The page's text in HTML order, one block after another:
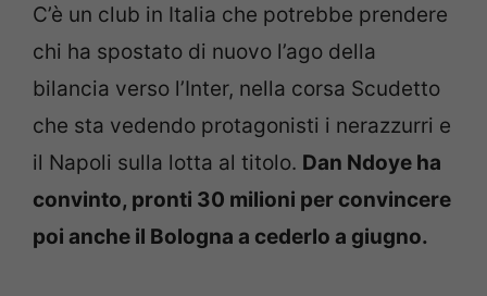
C’è un club in Italia che potrebbe prendere
chi ha spostato di nuovo l’ago della
bilancia verso l’Inter, nella corsa Scudetto
che sta vedendo protagonisti i nerazzurri e
il Napoli sulla lotta al titolo. Dan Ndoye ha
convinto, pronti 30 milioni per convincere
poi anche il Bologna a cederlo a giugno.